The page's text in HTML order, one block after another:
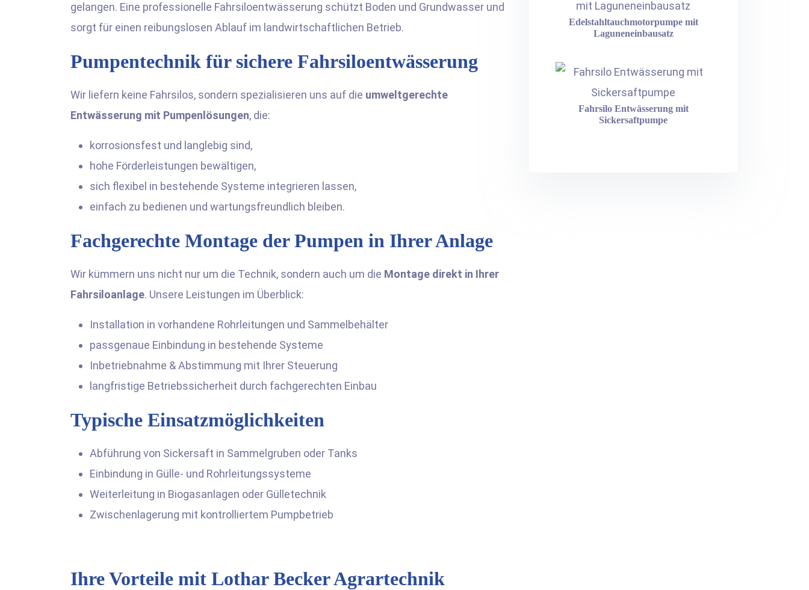
gelangen. Eine professionelle Fahrsiloentwässerung schützt Boden und Grundwasser und
sorgt für einen reibungslosen Ablauf im landwirtschaftlichen Betrieb.
Pumpentechnik für sichere Fahrsiloentwässerung
Wir liefern keine Fahrsilos, sondern spezialisieren uns auf die umweltgerechte
Entwässerung mit Pumpenlösungen, die:
korrosionsfest und langlebig sind,
hohe Förderleistungen bewältigen,
sich flexibel in bestehende Systeme integrieren lassen,
einfach zu bedienen und wartungsfreundlich bleiben.
Fachgerechte Montage der Pumpen in Ihrer Anlage
Wir kümmern uns nicht nur um die Technik, sondern auch um die Montage direkt in Ihrer
Fahrsiloanlage. Unsere Leistungen im Überblick:
Installation in vorhandene Rohrleitungen und Sammelbehälter
passgenaue Einbindung in bestehende Systeme
Inbetriebnahme & Abstimmung mit Ihrer Steuerung
langfristige Betriebssicherheit durch fachgerechten Einbau
Typische Einsatzmöglichkeiten
Abführung von Sickersaft in Sammelgruben oder Tanks
Einbindung in Gülle- und Rohrleitungssysteme
Weiterleitung in Biogasanlagen oder Gülletechnik
Zwischenlagerung mit kontrolliertem Pumpbetrieb
Ihre Vorteile mit Lothar Becker Agrartechnik
Edelstahltauchmotorpumpe mit
Laguneneinbausatz
Fahrsilo Entwässerung mit
Sickersaftpumpe